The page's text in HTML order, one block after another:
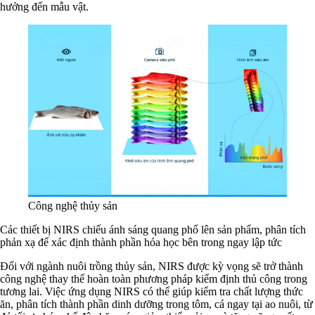
hưởng đến mẫu vật.
Công nghệ thủy sản
Các thiết bị NIRS chiếu ánh sáng quang phổ lên sản phẩm, phân tích
phản xạ để xác định thành phần hóa học bên trong ngay lập tức
Đối với ngành nuôi trồng thủy sản, NIRS được kỳ vọng sẽ trở thành
công nghệ thay thế hoàn toàn phương pháp kiểm định thủ công trong
tương lai. Việc ứng dụng NIRS có thể giúp kiểm tra chất lượng thức
ăn, phân tích thành phần dinh dưỡng trong tôm, cá ngay tại ao nuôi, từ